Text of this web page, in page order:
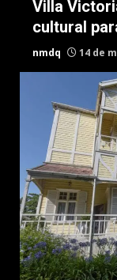
Villa
cultural
nmdq 14 de